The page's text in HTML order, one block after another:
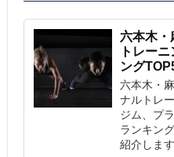
六本木・
トレー
ング
六本木・
ナルトレ
ジム、プ
ランキン
紹介しま